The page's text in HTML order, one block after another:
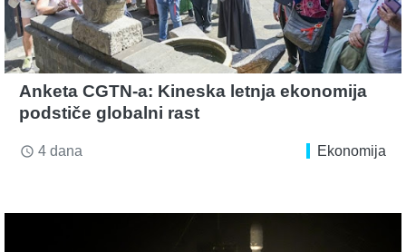
Anketa CGTN-a: Kineska letnja ekonomija
podstiče globalni rast
access_time 4 dana Ekonomija